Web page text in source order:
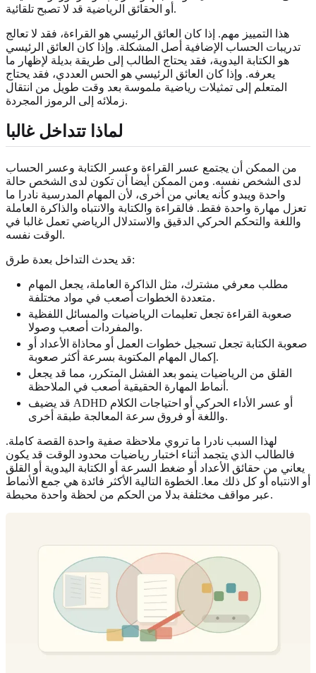
أو الحقائق الرياضية قد لا تصبح تلقائية.
هذا التمييز مهم. إذا كان العائق الرئيسي هو القراءة، فقد لا تعالج
تدريبات الحساب الإضافية أصل المشكلة. وإذا كان العائق الرئيسي
هو الكتابة اليدوية، فقد يحتاج الطالب إلى طريقة بديلة لإظهار ما
يعرفه. وإذا كان العائق الرئيسي هو الحس العددي، فقد يحتاج
المتعلم إلى تمثيلات رياضية ملموسة بعد وقت طويل من انتقال
زملائه إلى الرموز المجردة.
لماذا تتداخل غالبا
من الممكن أن يجتمع عسر القراءة وعسر الكتابة وعسر الحساب
لدى الشخص نفسه. ومن الممكن أيضا أن تكون لدى الشخص حالة
واحدة ويبدو كأنه يعاني من أخرى، لأن المهام المدرسية نادرا ما
تعزل مهارة واحدة فقط. فالقراءة والكتابة والانتباه والذاكرة العاملة
واللغة والتحكم الحركي الدقيق والاستدلال الرياضي تعمل غالبا في
الوقت نفسه.
قد يحدث التداخل بعدة طرق:
مطلب معرفي مشترك، مثل الذاكرة العاملة، يجعل المهام
متعددة الخطوات أصعب في مواد مختلفة.
صعوبة القراءة تجعل تعليمات الرياضيات والمسائل اللفظية
والمفردات أصعب وصولا.
صعوبة الكتابة تجعل تسجيل خطوات العمل أو محاذاة الأعداد أو
إكمال المهام المكتوبة بسرعة أكثر صعوبة.
القلق من الرياضيات ينمو بعد الفشل المتكرر، مما قد يجعل
أنماط المهارة الحقيقية أصعب في الملاحظة.
قد يضيف ADHD أو عسر الأداء الحركي أو احتياجات الكلام
واللغة أو فروق سرعة المعالجة طبقة أخرى.
لهذا السبب نادرا ما تروي ملاحظة صفية واحدة القصة كاملة.
فالطالب الذي يتجمد أثناء اختبار رياضيات محدود الوقت قد يكون
يعاني من حقائق الأعداد أو ضغط السرعة أو الكتابة اليدوية أو القلق
أو الانتباه أو كل ذلك معا. الخطوة التالية الأكثر فائدة هي جمع الأنماط
عبر مواقف مختلفة بدلا من الحكم من لحظة واحدة محبطة.